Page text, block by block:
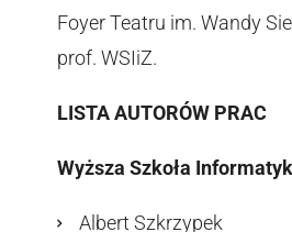
Foyer Teatru im. Wandy
prof. WSIiZ.
LISTA AUTORÓW PRAC
Wyższa Szkoła
Albert Szkrzypek